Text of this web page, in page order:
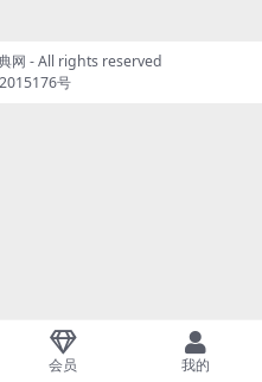
网 - All rights reserved
号
会员 我的